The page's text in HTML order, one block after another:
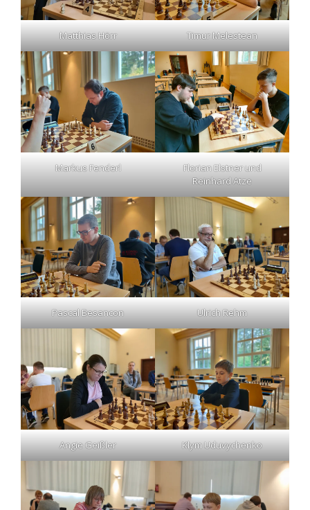
Matthias Hörr Timur Melestean
Markus Fenderl
Florian Elstner und
Reinhard Atze
Pascal Besancon Ulrich Rehm
Angie Geißler Klym Uduvychenko